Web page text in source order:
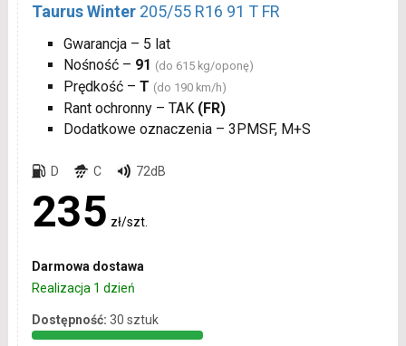
Taurus Winter 205/55 R16 91 T FR
Gwarancja – 5 lat
Nośność – 91 (do 615 kg/oponę)
Prędkość – T (do 190 km/h)
Rant ochronny – TAK (FR)
Dodatkowe oznaczenia – 3PMSF, M+S
D C 72dB
235 zł/szt.
Darmowa dostawa
Realizacja 1 dzień
Dostępność: 30 sztuk